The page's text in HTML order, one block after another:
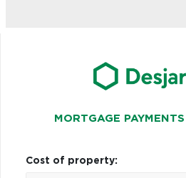
MORTGAGE
Cost of property: